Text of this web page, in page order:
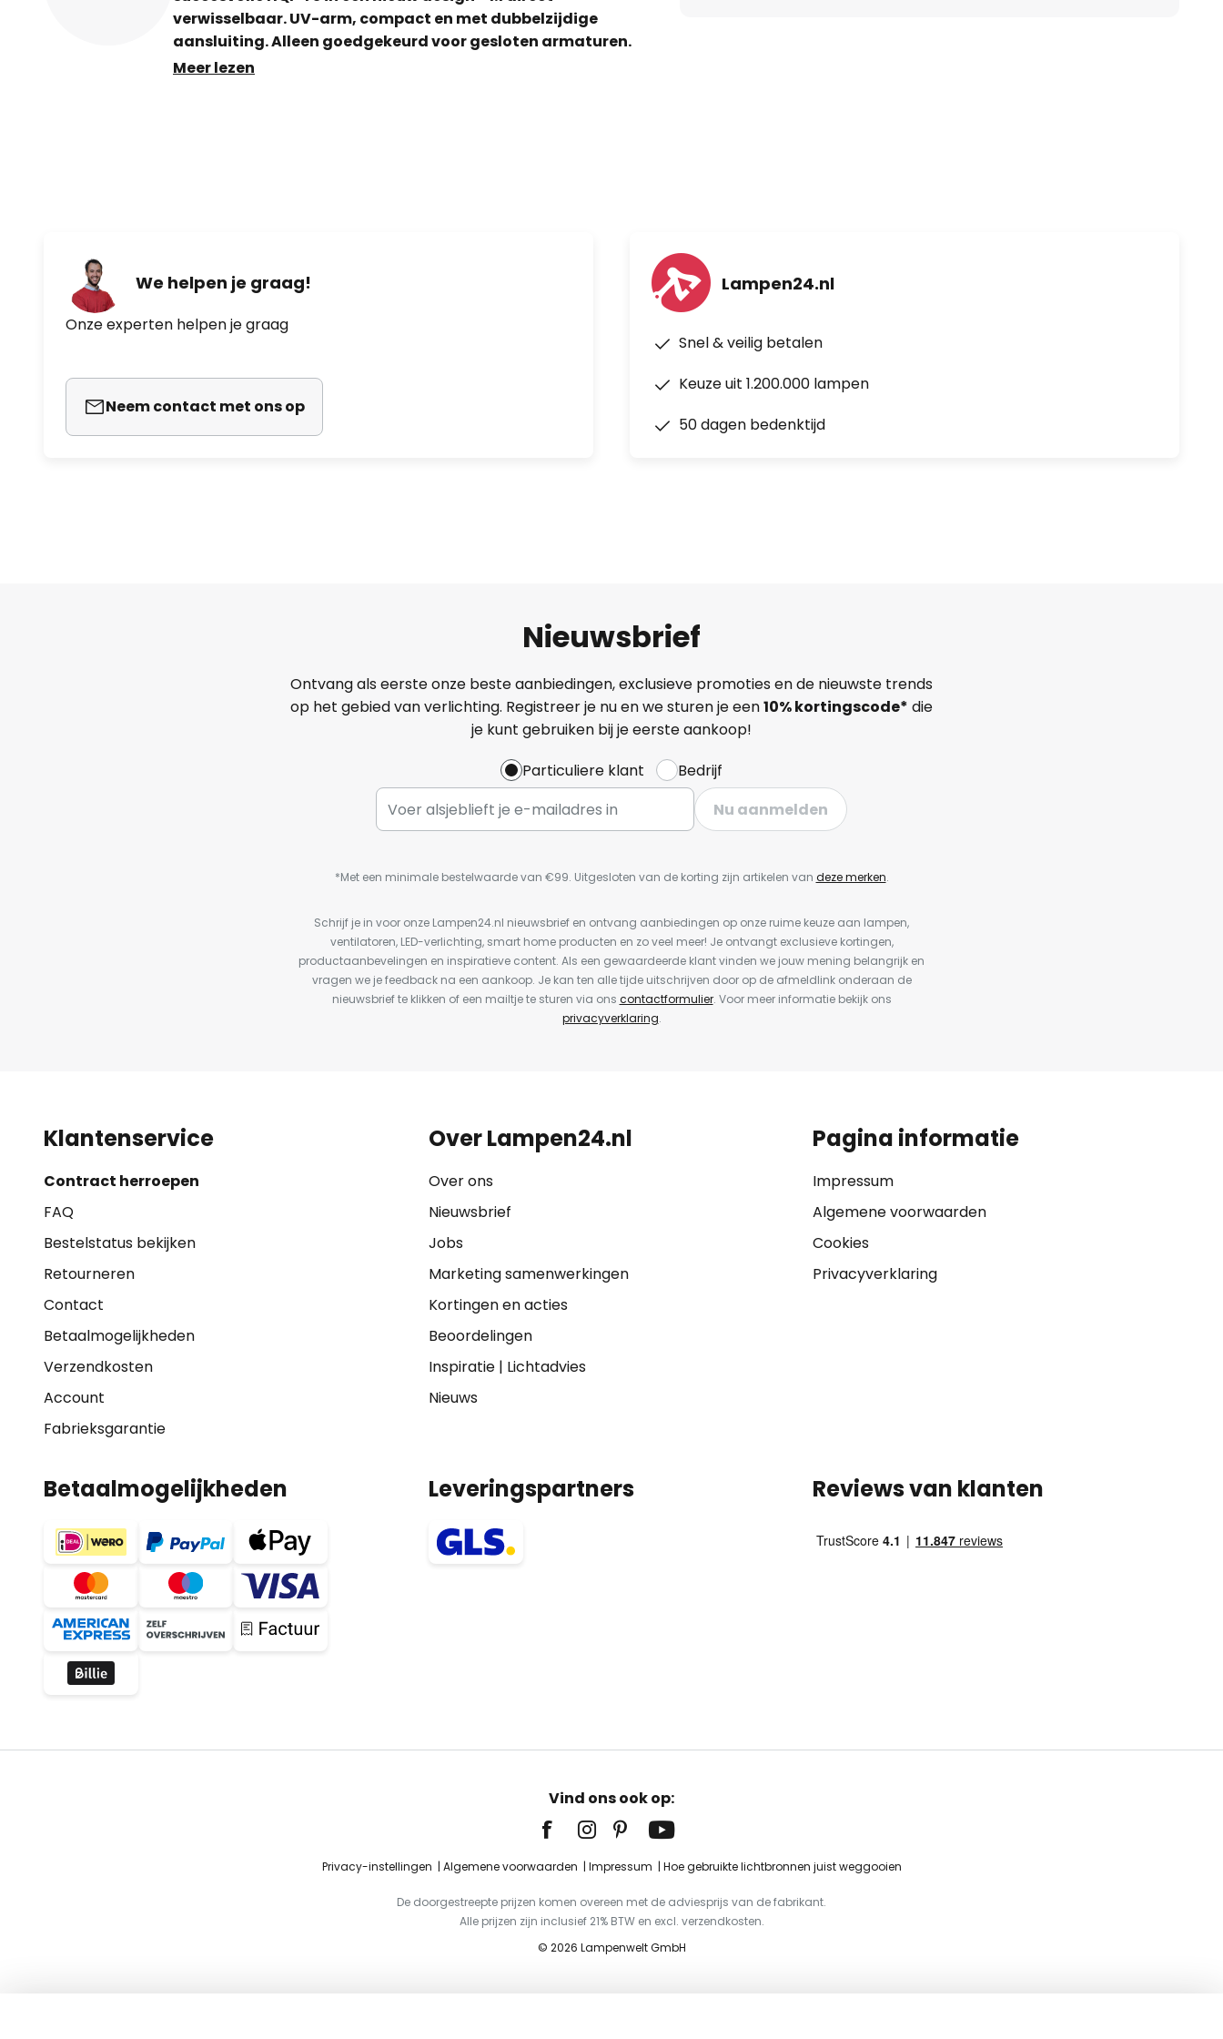
verwisselbaar. UV-arm, compact en met dubbelzijdige
aansluiting. Alleen goedgekeurd voor gesloten armaturen.
tentoonstellingen - Tentoonstellings- en beurshallen -
Voetgangerszones, pleinen - Tuinen, parken - Gebouwen,
monumenten, bruggen
Meer lezen
We helpen je graag!
Onze experten helpen je graag
Neem contact met ons op
Lampen24.nl
Snel & veilig betalen
Keuze uit 1.200.000 lampen
50 dagen bedenktijd
Nieuwsbrief
Ontvang als eerste onze beste aanbiedingen, exclusieve promoties en de nieuwste trends
op het gebied van verlichting. Registreer je nu en we sturen je een10% kortingscode* die
je kunt gebruiken bij je eerste aankoop!
Particuliere klant
Bedrijf
Nu aanmelden
*Met een minimale bestelwaarde van €99. Uitgesloten van de korting zijn artikelen van deze merken.
Schrijf je in voor onze Lampen24.nl nieuwsbrief en ontvang aanbiedingen op onze ruime keuze aan lampen,
ventilatoren, LED-verlichting, smart home producten en zo veel meer! Je ontvangt exclusieve kortingen,
productaanbevelingen en inspiratieve content. Als een gewaardeerde klant vinden we jouw mening belangrijk en
vragen we je feedback na een aankoop. Je kan ten alle tijde uitschrijven door op de afmeldlink onderaan de
nieuwsbrief te klikken of een mailtje te sturen via ons contactformulier. Voor meer informatie bekijk ons
privacyverklaring.
Klantenservice
Contract herroepen
FAQ
Bestelstatus bekijken
Retourneren
Contact
Betaalmogelijkheden
Verzendkosten
Account
Fabrieksgarantie
Over Lampen24.nl
Over ons
Nieuwsbrief
Jobs
Marketing samenwerkingen
Kortingen en acties
Beoordelingen
Inspiratie| Lichtadvies
Nieuws
Pagina informatie
Impressum
Algemene voorwaarden
Cookies
Privacyverklaring
Betaalmogelijkheden Leveringspartners Reviews van klanten
Vind ons ook op:
Privacy-instellingen Algemene voorwaarden Impressum Hoe gebruikte lichtbronnen juist weggooien
De doorgestreepte prijzen komen overeen met de adviesprijs van de fabrikant.
Alle prijzen zijn inclusief 21% BTW en excl. verzendkosten.
© 2026 Lampenwelt GmbH